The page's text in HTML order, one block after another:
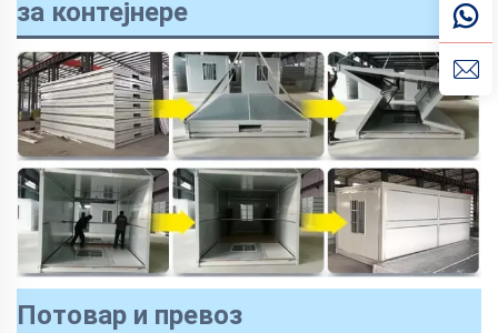
за контејнере
Потовар и превоз